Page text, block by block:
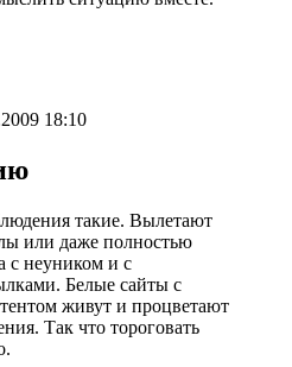
18:10
такие. Вылетают
или даже полностью
с неуником и с
Белые сайты с
живут и процветают
Так что тороговать